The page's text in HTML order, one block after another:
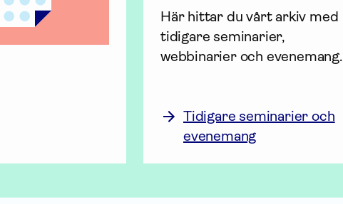
Här hittar du vårt arkiv med
tidigare seminarier,
webbinarier och evenemang.
Tidigare seminarier och
evenemang